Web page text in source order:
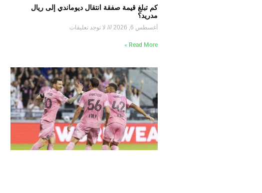
كم تبلغ قيمة صفقة انتقال ديوماندي إلى ريال
مدريد؟
أغسطس 6, 2026 لا توجد تعليقات
Read More »